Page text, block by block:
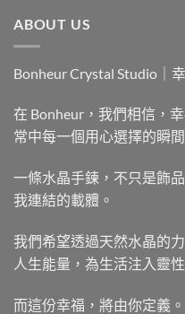
ABOUT US
Bonheur Crystal Studio｜
在 Bonheur，我們相信，
常中每一個用心選擇的瞬間
一條水晶手鍊，不只是飾
我連結的載體。
我們希望透過天然水晶的
人生能量，為生活注入靈
而這份幸福，將由你定義。